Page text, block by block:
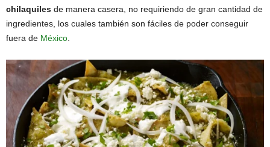
chilaquiles de manera casera, no requiriendo de gran cantidad de
ingredientes, los cuales también son fáciles de poder conseguir
fuera de México